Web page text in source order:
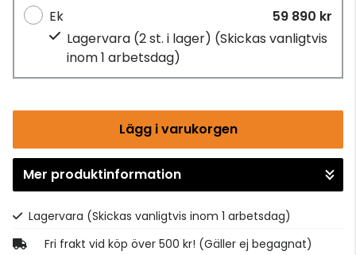
Ek
59 890 kr
Lagervara (2 st. i lager) (Skickas vanligtvis
inom 1 arbetsdag)
Lägg i varukorgen
Gå till kassan
Mer produktinformation
Lagervara (Skickas vanligtvis inom 1 arbetsdag)
Fri frakt vid köp över 500 kr! (Gäller ej begagnat)